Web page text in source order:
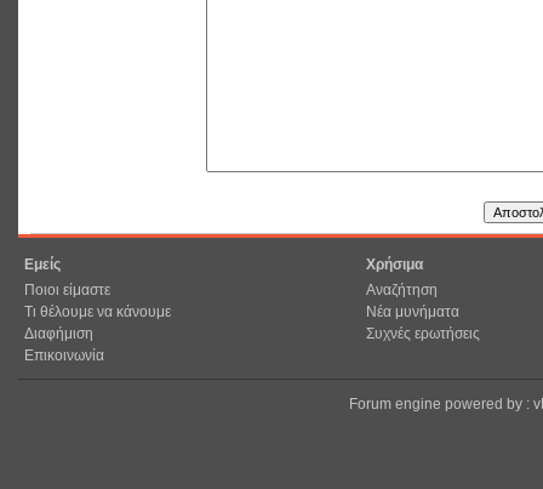
Εμείς
Ποιοι είμαστε
Τι θέλουμε να κάνουμε
Διαφήμιση
Επικοινωνία
Χρήσιμα
Αναζήτηση
Νέα μυνήματα
Συχνές ερωτήσεις
Forum engine powered by :